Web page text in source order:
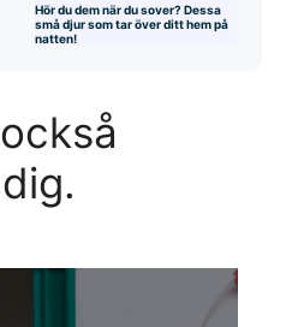
Hör du dem när du sover? Dessa
små djur som tar över ditt hem på
natten!